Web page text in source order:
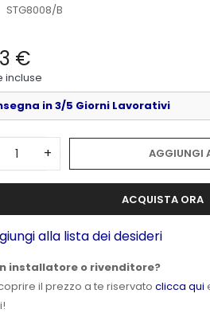
STG8008/B
€
incluse
in 3/5 Giorni Lavorativi
+ AGGIUNGI
ACQUISTA ORA
alla lista dei desideri
installatore o rivenditore?
il prezzo a te riservato clicca qui